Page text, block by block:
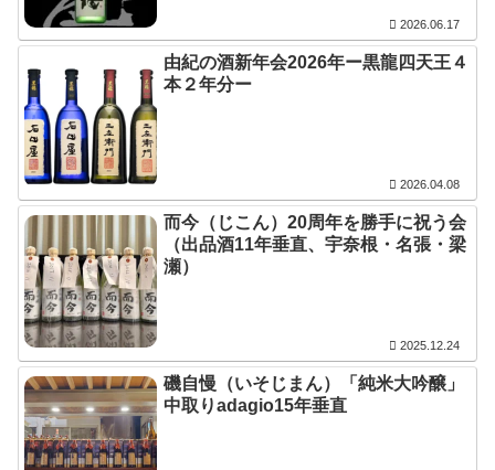
2026.06.17
由紀の酒新年会2026年ー黒龍四天王４
本２年分ー
2026.04.08
而今（じこん）20周年を勝手に祝う会
（出品酒11年垂直、宇奈根・名張・梁
瀬）
2025.12.24
磯自慢（いそじまん）「純米大吟醸」
中取りadagio15年垂直